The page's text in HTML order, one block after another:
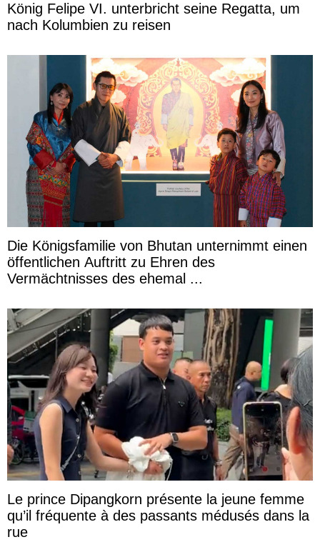
König Felipe VI. unterbricht seine Regatta, um
nach Kolumbien zu reisen
Die Königsfamilie von Bhutan unternimmt einen
öffentlichen Auftritt zu Ehren des
Vermächtnisses des ehemal ...
Le prince Dipangkorn présente la jeune femme
qu’il fréquente à des passants médusés dans la
rue